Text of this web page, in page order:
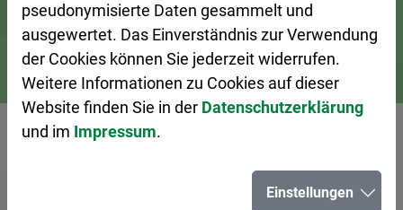
Bürgerservice Ansprechpersonen A–Z
Vorlesen
Frau Morrow
pseudonymisierte Daten gesammelt und
ausgewertet. Das Einverständnis zur Verwendung
der Cookies können Sie jederzeit widerrufen.
Weitere Informationen zu Cookies auf dieser
Website finden Sie in der Datenschutzerklärung
und im Impressum.
Einstellungen